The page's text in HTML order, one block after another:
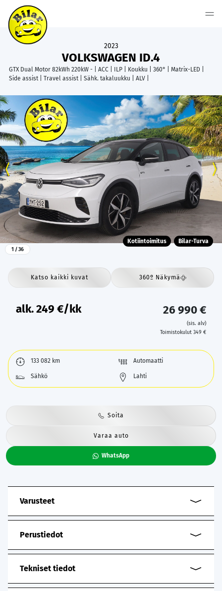
VOLKSWAGEN ID.4
2023
GTX Dual Motor 82kWh 220kW - | ACC | ILP | Koukku | 360° | Matrix-LED |
Side assist | Travel assist | Sähk. takaluukku | ALV |
1 / 36
Kotiintoimitus Bilar-Turva
Katso kaikki kuvat 360º Näkymä
alk.249 €/kk 26 990 €
(sis. alv)
Toimistokulut 349 €
133 082 km Automaatti
Sähkö Lahti
Soita
Varaa auto
WhatsApp
Varusteet
Perustiedot
Tekniset tiedot